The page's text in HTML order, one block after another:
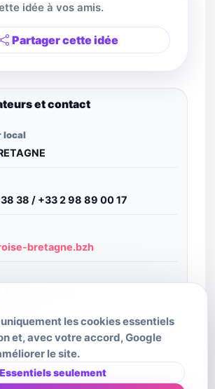
idée à vos amis.
Partager cette idée
et contact
local
38 / +33 2 98 89 00 17
bretagne.bzh
à jour source
les cookies essentiels
et, avec votre accord, Google
le site.
Essentiels seulement